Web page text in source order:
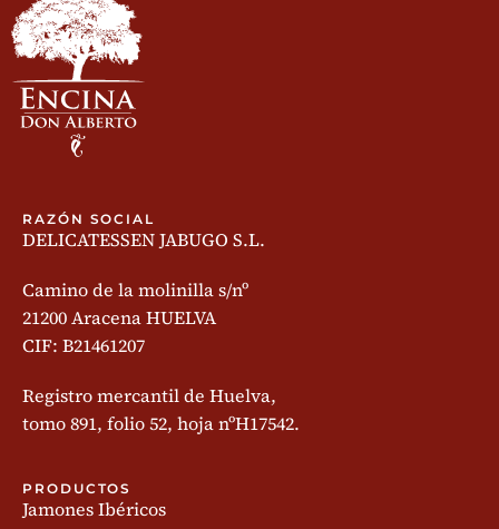
RAZÓN SOCIAL
DELICATESSEN JABUGO S.L.
Camino de la molinilla s/nº
21200 Aracena HUELVA
CIF: B21461207
Registro mercantil de Huelva,
tomo 891, folio 52, hoja nºH17542.
PRODUCTOS
Jamones Ibéricos